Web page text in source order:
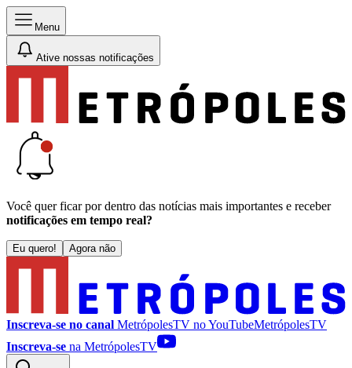
Menu
Ative nossas notificações
Você quer ficar por dentro das notícias mais importantes e receber
notificações em tempo real?
Eu quero! Agora não
Inscreva-se no canal MetrópolesTV noYouTubeMetrópolesTV
Inscreva-se na MetrópolesTV